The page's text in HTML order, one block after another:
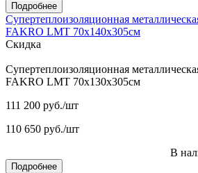
Подробнее
Супертеплоизоляционная
FAKRO LMT 70х140х305см
Скидка
Супертеплоизоляционная
FAKRO LMT 70х130х305см
111 200 руб./шт
110 650 руб./шт
В
Подробнее